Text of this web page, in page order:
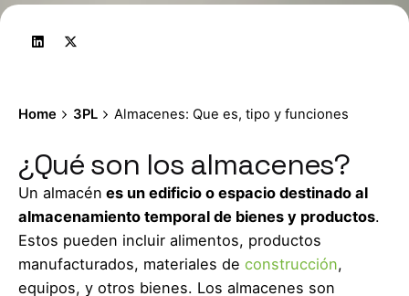
Home 3PL Almacenes: Que es, tipo y funciones
¿Qué son los almacenes?
Un almacén es un edificio o espacio destinado al
almacenamiento temporal de bienes y productos.
Estos pueden incluir alimentos, productos
manufacturados, materiales de construcción,
equipos, y otros bienes. Los almacenes son